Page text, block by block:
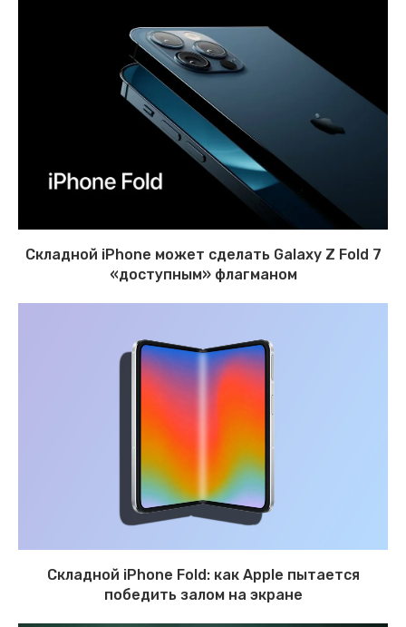
Складной iPhone может сделать Galaxy Z Fold 7
«доступным» флагманом
Складной iPhone Fold: как Apple пытается
победить залом на экране